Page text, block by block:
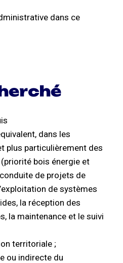
dans ce
dans les
plus particulièrement des
bois énergie et
de projets de
de systèmes
la réception des
la maintenance et le suivi
territoriale ;
ou indirecte du